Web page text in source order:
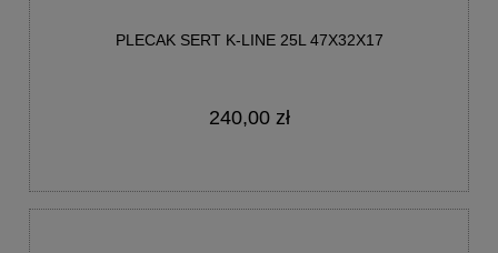
PLECAK SERT K-LINE 25L 47X32X17
240,00 zł